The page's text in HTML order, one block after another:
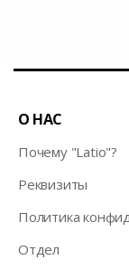
О НАС
Почему "Latio"?
Pеквизиты
Политика
Отдел